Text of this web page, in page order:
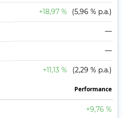
+18,97 % (5,96 % p.a.)
—
—
+11,13 % (2,29 % p.a.)
Performance
+9,76 %